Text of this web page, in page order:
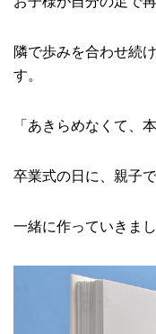
隣で歩みを合わせ続
す。
「あきらめなくて、
卒業式の日に、親子
一緒に作っていきまし